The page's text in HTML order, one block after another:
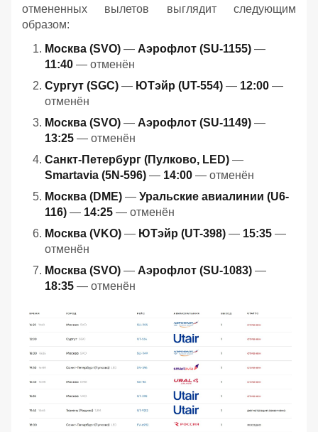
отмененных вылетов выглядит следующим
образом:
Москва (SVO) — Аэрофлот (SU-1155) —
11:40 — отменён
Сургут (SGC) — ЮТэйр (UT-554) — 12:00 —
отменён
Москва (SVO) — Аэрофлот (SU-1149) —
13:25 — отменён
Санкт-Петербург (Пулково, LED) —
Smartavia (5N-596) — 14:00 — отменён
Москва (DME) — Уральские авиалинии (U6-
116) — 14:25 — отменён
Москва (VKO) — ЮТэйр (UT-398) — 15:35 —
отменён
Москва (SVO) — Аэрофлот (SU-1083) —
18:35 — отменён